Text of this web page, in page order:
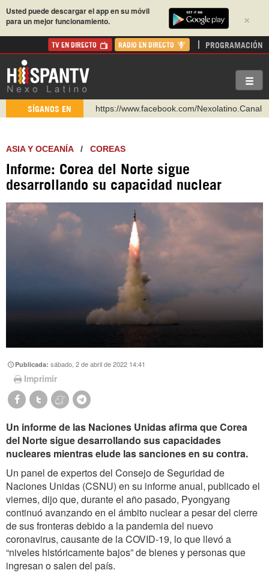
×
Usted puede descargar el app en su móvil
para un mejor funcionamiento.
TV EN DIRECTO RADIO EN DIRECTO PROGRAMACIÓN
SÍGANOS EN
https://www.facebook.com/Nexolatino.Canal
https://urmedium.com/c/hispantv
WhatsApp y Viber: +98 921 79 29 404
Instagram como: hispan_tv
ASIA Y OCEANÍA/ COREAS
Informe: Corea del Norte sigue
desarrollando su capacidad nuclear
Publicada:sábado, 2 de abril de 2022 14:41
Imprimir
Un informe de las Naciones Unidas afirma que Corea
del Norte sigue desarrollando sus capacidades
nucleares mientras elude las sanciones en su contra.
Un panel de expertos del Consejo de Seguridad de
Naciones Unidas (CSNU) en su informe anual, publicado el
viernes, dijo que, durante el año pasado, Pyongyang
continuó avanzando en el ámbito nuclear a pesar del cierre
de sus fronteras debido a la pandemia del nuevo
coronavirus, causante de la COVID-19, lo que llevó a
“niveles históricamente bajos” de bienes y personas que
ingresan o salen del país.